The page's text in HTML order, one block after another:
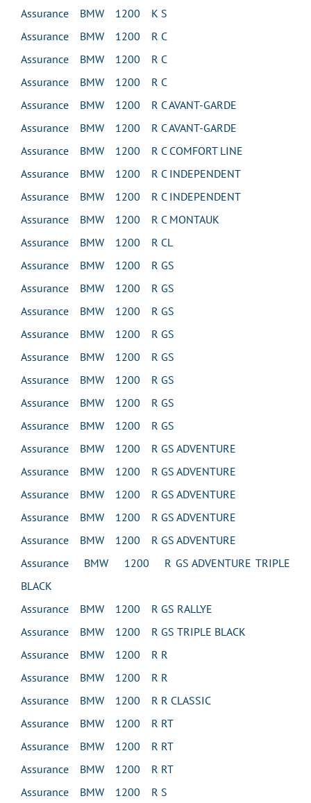
Assurance BMW 1200 K S
Assurance BMW 1200 R C
Assurance BMW 1200 R C
Assurance BMW 1200 R C
Assurance BMW 1200 R C AVANT-GARDE
Assurance BMW 1200 R C AVANT-GARDE
Assurance BMW 1200 R C COMFORT LINE
Assurance BMW 1200 R C INDEPENDENT
Assurance BMW 1200 R C INDEPENDENT
Assurance BMW 1200 R C MONTAUK
Assurance BMW 1200 R CL
Assurance BMW 1200 R GS
Assurance BMW 1200 R GS
Assurance BMW 1200 R GS
Assurance BMW 1200 R GS
Assurance BMW 1200 R GS
Assurance BMW 1200 R GS
Assurance BMW 1200 R GS
Assurance BMW 1200 R GS
Assurance BMW 1200 R GS ADVENTURE
Assurance BMW 1200 R GS ADVENTURE
Assurance BMW 1200 R GS ADVENTURE
Assurance BMW 1200 R GS ADVENTURE
Assurance BMW 1200 R GS ADVENTURE
Assurance BMW 1200 R GS ADVENTURE TRIPLE
BLACK
Assurance BMW 1200 R GS RALLYE
Assurance BMW 1200 R GS TRIPLE BLACK
Assurance BMW 1200 R R
Assurance BMW 1200 R R
Assurance BMW 1200 R R CLASSIC
Assurance BMW 1200 R RT
Assurance BMW 1200 R RT
Assurance BMW 1200 R RT
Assurance BMW 1200 R S